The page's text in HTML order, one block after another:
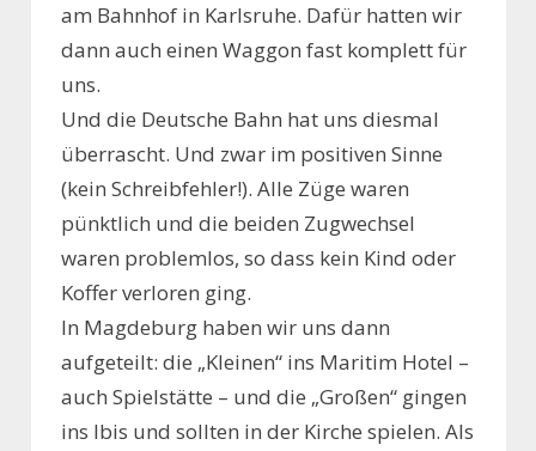
am Bahnhof in Karlsruhe. Dafür hatten wir
dann auch einen Waggon fast komplett für
uns.
Und die Deutsche Bahn hat uns diesmal
überrascht. Und zwar im positiven Sinne
(kein Schreibfehler!). Alle Züge waren
pünktlich und die beiden Zugwechsel
waren problemlos, so dass kein Kind oder
Koffer verloren ging.
In Magdeburg haben wir uns dann
aufgeteilt: die „Kleinen“ ins Maritim Hotel –
auch Spielstätte – und die „Großen“ gingen
ins Ibis und sollten in der Kirche spielen. Als